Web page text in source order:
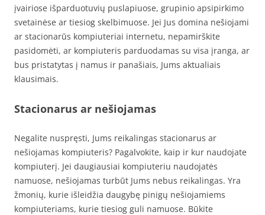
įvairiose išparduotuvių puslapiuose, grupinio apsipirkimo
svetainėse ar tiesiog skelbimuose. Jei Jus domina nešiojami
ar stacionarūs kompiuteriai internetu, nepamirškite
pasidomėti, ar kompiuteris parduodamas su visa įranga, ar
bus pristatytas į namus ir panašiais, Jums aktualiais
klausimais.
Stacionarus ar nešiojamas
Negalite nuspręsti, Jums reikalingas stacionarus ar
nešiojamas kompiuteris? Pagalvokite, kaip ir kur naudojate
kompiuterį. Jei daugiausiai kompiuteriu naudojatės
namuose, nešiojamas turbūt Jums nebus reikalingas. Yra
žmonių, kurie išleidžia daugybę pinigų nešiojamiems
kompiuteriams, kurie tiesiog guli namuose. Būkite